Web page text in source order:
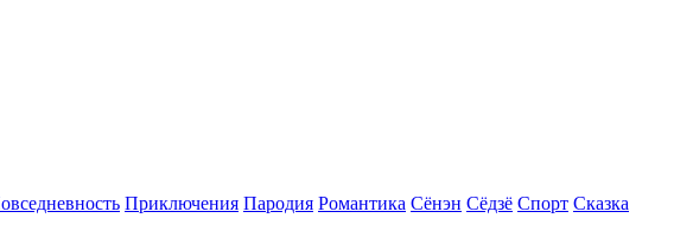
Приключения Пародия Романтика Сёнэн Сёдзё Спорт Сказка